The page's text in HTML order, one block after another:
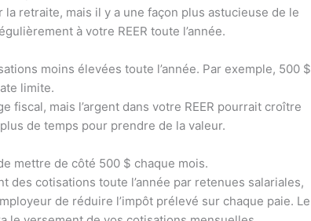
la retraite, mais il y a une façon plus astucieuse de le
à votre REER toute l’année.
moins élevées toute l’année. Par exemple, 500 $
limite.
fiscal, mais l’argent dans votre REER pourrait croître
de temps pour prendre de la valeur.
mettre de côté 500 $ chaque mois.
des cotisations toute l’année par retenues salariales,
de réduire l’impôt prélevé sur chaque paie. Le